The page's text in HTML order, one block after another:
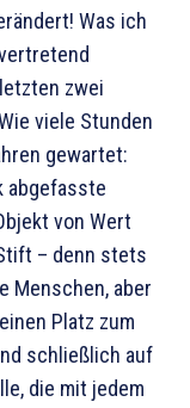
Was ich
zwei
viele Stunden
gewartet:
abgefasste
von Wert
– denn stets
Menschen, aber
Platz zum
schließlich auf
die mit jedem